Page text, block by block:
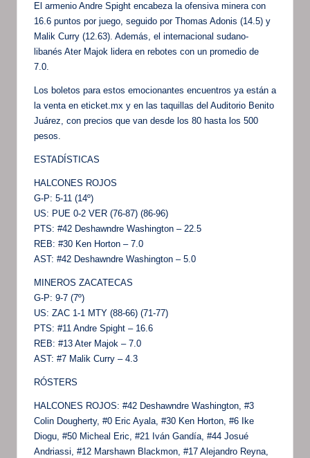
El armenio Andre Spight encabeza la ofensiva minera con
16.6 puntos por juego, seguido por Thomas Adonis (14.5) y
Malik Curry (12.63). Además, el internacional sudano-
libanés Ater Majok lidera en rebotes con un promedio de
7.0.
Los boletos para estos emocionantes encuentros ya están a
la venta en eticket.mx y en las taquillas del Auditorio Benito
Juárez, con precios que van desde los 80 hasta los 500
pesos.
ESTADÍSTICAS
HALCONES ROJOS
G-P: 5-11 (14º)
US: PUE 0-2 VER (76-87) (86-96)
PTS: #42 Deshawndre Washington – 22.5
REB: #30 Ken Horton – 7.0
AST: #42 Deshawndre Washington – 5.0
MINEROS ZACATECAS
G-P: 9-7 (7º)
US: ZAC 1-1 MTY (88-66) (71-77)
PTS: #11 Andre Spight – 16.6
REB: #13 Ater Majok – 7.0
AST: #7 Malik Curry – 4.3
RÓSTERS
HALCONES ROJOS: #42 Deshawndre Washington, #3
Colin Dougherty, #0 Eric Ayala, #30 Ken Horton, #6 Ike
Diogu, #50 Micheal Eric, #21 Iván Gandía, #44 Josué
Andriassi, #12 Marshawn Blackmon, #17 Alejandro Reyna,